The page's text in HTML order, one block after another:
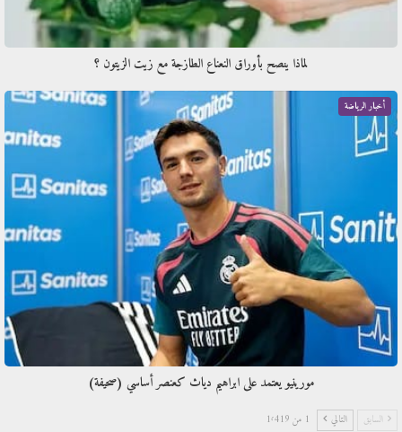
لماذا ينصح بأوراق النعناع الطازجة مع زيت الزيتون ؟
أخبار الرياضة
مورينيو يعتمد على ابراهيم دياث كعنصر أساسي (صحيفة)
السابق التالي 1 من 1٬419